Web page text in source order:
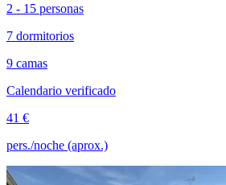
2 - 15 personas
7 dormitorios
9 camas
Calendario verificado
41 €
pers./noche (aprox.)